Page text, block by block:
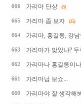
666 가리마 단상 (3)
665 가리마 좀 보자 (25)
664 가리마, 홍길동, 강
663 가리마가 맞았냐?
662 가리마나 홍길동이
661 가리마님 보쇼...
660 가리마야 잘 생각해